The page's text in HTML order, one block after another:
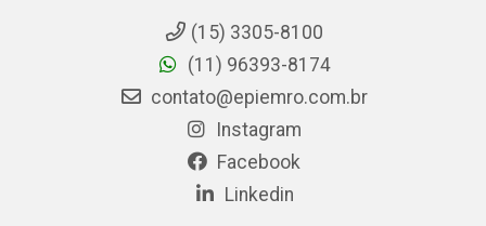
(15) 3305-8100
(11) 96393-8174
contato@epiemro.com.br
Instagram
Facebook
Linkedin